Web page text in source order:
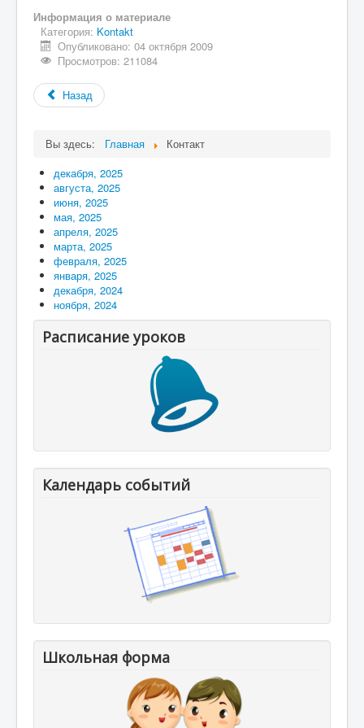
Информация о материале
Категория: Kontakt
Опубликовано: 04 октября 2009
Просмотров: 211084
Назад
Вы здесь: Главная
Контакт
декабря, 2025
августа, 2025
июня, 2025
мая, 2025
апреля, 2025
марта, 2025
февраля, 2025
января, 2025
декабря, 2024
ноября, 2024
Расписание уроков
Календарь событий
Школьная форма